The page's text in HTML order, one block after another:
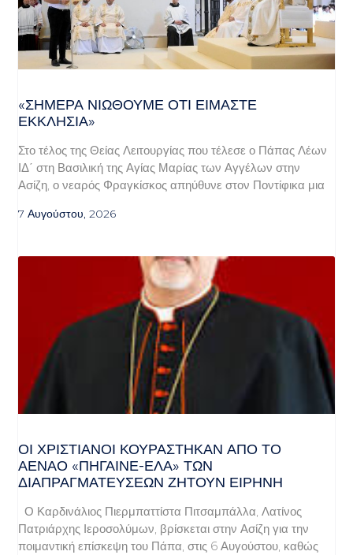
«ΣΉΜΕΡΑ ΝΙΏΘΟΥΜΕ ΌΤΙ ΕΊΜΑΣΤΕ
ΕΚΚΛΗΣΊΑ»
Στο τέλος της Θείας Λειτουργίας που τέλεσε ο Πάπας Λέων
ΙΔ΄ στη Βασιλική της Αγίας Μαρίας των Αγγέλων στην
Ασίζη, ο νεαρός Φραγκίσκος απηύθυνε στον Ποντίφικα μια
7 Αυγούστου, 2026
ΟΙ ΧΡΙΣΤΙΑΝΟΊ ΚΟΥΡΆΣΤΗΚΑΝ ΑΠΌ ΤΟ
ΑΈΝΑΟ «ΠΉΓΑΙΝΕ-ΈΛΑ» ΤΩΝ
ΔΙΑΠΡΑΓΜΑΤΕΎΣΕΩΝ ΖΗΤΟΎΝ ΕΙΡΉΝΗ
Ο Καρδινάλιος Πιερμπαττίστα Πιτσαμπάλλα, Λατίνος
Πατριάρχης Ιεροσολύμων, βρίσκεται στην Ασίζη για την
ποιμαντική επίσκεψη του Πάπα, στις 6 Αυγούστου, καθώς